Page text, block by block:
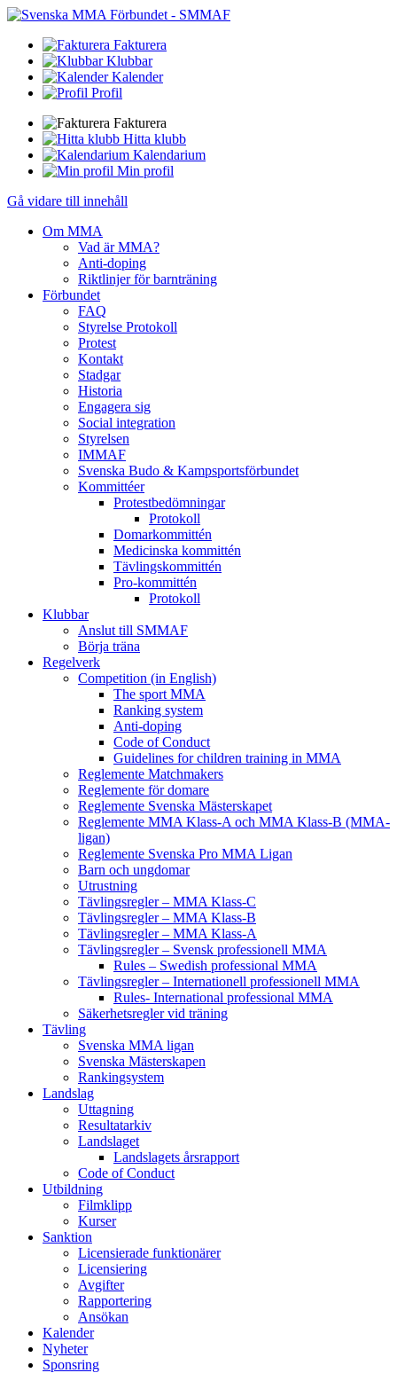
Fakturera
Klubbar
Kalender
Profil
Fakturera
Hitta klubb
Kalendarium
Min profil
Gå vidare till innehåll
Om MMA
Vad är MMA?
Anti-doping
Riktlinjer för barnträning
Förbundet
FAQ
Styrelse Protokoll
Protest
Kontakt
Stadgar
Historia
Engagera sig
Social integration
Styrelsen
IMMAF
Svenska Budo & Kampsportsförbundet
Kommittéer
Protestbedömningar
Protokoll
Domarkommittén
Medicinska kommittén
Tävlingskommittén
Pro-kommittén
Protokoll
Klubbar
Anslut till SMMAF
Börja träna
Regelverk
Competition (in English)
The sport MMA
Ranking system
Anti-doping
Code of Conduct
Guidelines for children training in MMA
Reglemente Matchmakers
Reglemente för domare
Reglemente Svenska Mästerskapet
Reglemente MMA Klass-A och MMA Klass-B (MMA-
ligan)
Reglemente Svenska Pro MMA Ligan
Barn och ungdomar
Utrustning
Tävlingsregler – MMA Klass-C
Tävlingsregler – MMA Klass-B
Tävlingsregler – MMA Klass-A
Tävlingsregler – Svensk professionell MMA
Rules – Swedish professional MMA
Tävlingsregler – Internationell professionell MMA
Rules- International professional MMA
Säkerhetsregler vid träning
Tävling
Svenska MMA ligan
Svenska Mästerskapen
Rankingsystem
Landslag
Uttagning
Resultatarkiv
Landslaget
Landslagets årsrapport
Code of Conduct
Utbildning
Filmklipp
Kurser
Sanktion
Licensierade funktionärer
Licensiering
Avgifter
Rapportering
Ansökan
Kalender
Nyheter
Sponsring